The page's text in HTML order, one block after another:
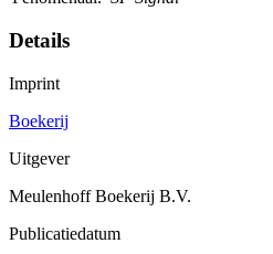
Details
Imprint
Boekerij
Uitgever
Meulenhoff Boekerij B.V.
Publicatiedatum